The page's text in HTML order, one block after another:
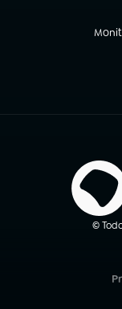
(abre
©